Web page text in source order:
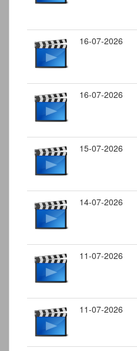
16-07-2026
16-07-2026
15-07-2026
14-07-2026
11-07-2026
11-07-2026